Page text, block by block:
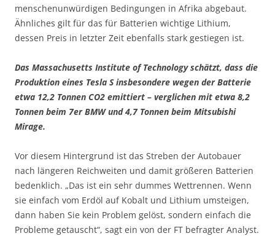
menschenunwürdigen Bedingungen in Afrika abgebaut.
Ähnliches gilt für das für Batterien wichtige Lithium,
dessen Preis in letzter Zeit ebenfalls stark gestiegen ist.
Das Massachusetts Institute of Technology schätzt, dass die
Produktion eines Tesla S insbesondere wegen der Batterie
etwa 12,2 Tonnen CO2 emittiert – verglichen mit etwa 8,2
Tonnen beim 7er BMW und 4,7 Tonnen beim Mitsubishi
Mirage.
Vor diesem Hintergrund ist das Streben der Autobauer
nach längeren Reichweiten und damit größeren Batterien
bedenklich. „Das ist ein sehr dummes Wettrennen. Wenn
sie einfach vom Erdöl auf Kobalt und Lithium umsteigen,
dann haben Sie kein Problem gelöst, sondern einfach die
Probleme getauscht“, sagt ein von der FT befragter Analyst.